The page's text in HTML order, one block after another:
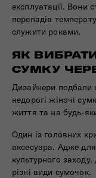
експлуатації. Вони
перепадів
служити роками.
ЯК
СУМКУ
Дизайнери
недорогі жіночі
життя та на будь-
Один із головних
аксесуара. Адже
культурного
різні види сумочок.